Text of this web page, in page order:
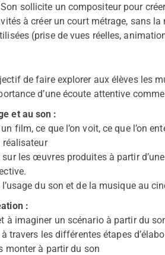
sollicite un compositeur pour
à créer un court métrage, sans
(prise de vues réelles,
de faire explorer aux élèves les
d’une écoute attentive
et au son :
film, ce que l’on voit, ce que l’on
réalisateur
sur les œuvres produites à partir
l’usage du son et de la musique au
:
à imaginer un scénario à partir du
à travers les différentes étapes
monter à partir du son